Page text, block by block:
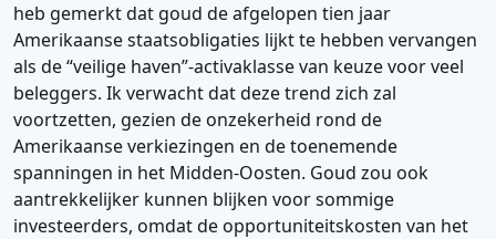
heb gemerkt dat goud de afgelopen tien jaar
Amerikaanse staatsobligaties lijkt te hebben vervangen
als de “veilige haven”-activaklasse van keuze voor veel
beleggers. Ik verwacht dat deze trend zich zal
voortzetten, gezien de onzekerheid rond de
Amerikaanse verkiezingen en de toenemende
spanningen in het Midden-Oosten. Goud zou ook
aantrekkelijker kunnen blijken voor sommige
investeerders, omdat de opportuniteitskosten van het